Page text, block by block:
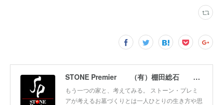
STONE Premier （有）棚田総石 ストーンプレミア
もう一つの家と、考えてみる。 ストーン・プレミ
アが考えるお墓づくりとは一人ひとりの生き方や思